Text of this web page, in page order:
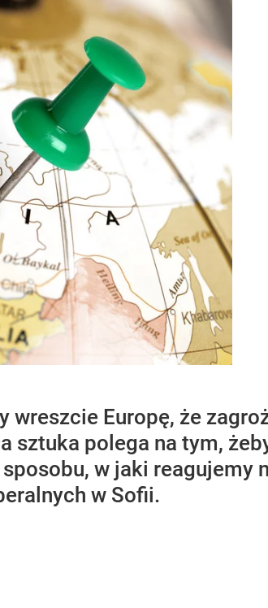
wreszcie Europę, że
sztuka polega na tym,
w jaki reagujemy
w Sofii.